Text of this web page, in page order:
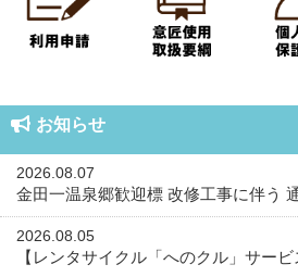
お知らせ
2026.08.07
金田一温泉郷歓迎標 改修工事に伴う
2026.08.05
【レンタサイクル「へのクル」サー